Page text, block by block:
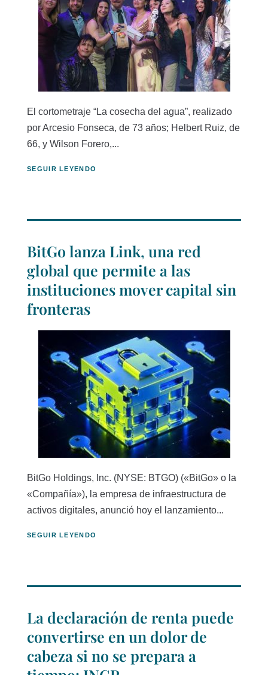
El cortometraje “La cosecha del agua”, realizado
por Arcesio Fonseca, de 73 años; Helbert Ruiz, de
66, y Wilson Forero,...
SEGUIR LEYENDO
BitGo lanza Link, una red
global que permite a las
instituciones mover capital sin
fronteras
BitGo Holdings, Inc. (NYSE: BTGO) («BitGo» o la
«Compañía»), la empresa de infraestructura de
activos digitales, anunció hoy el lanzamiento...
SEGUIR LEYENDO
La declaración de renta puede
convertirse en un dolor de
cabeza si no se prepara a